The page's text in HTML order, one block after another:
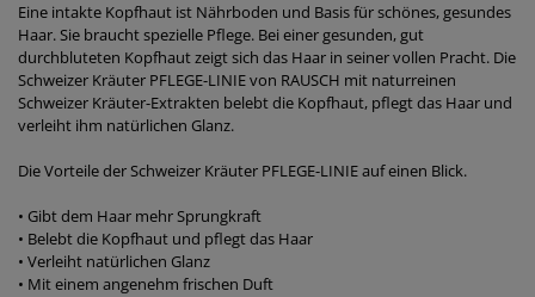
Eine intakte Kopfhaut ist Nährboden und Basis für schönes, gesundes
Haar. Sie braucht spezielle Pflege. Bei einer gesunden, gut
durchbluteten Kopfhaut zeigt sich das Haar in seiner vollen Pracht. Die
Schweizer Kräuter PFLEGE-LINIE von RAUSCH mit naturreinen
Schweizer Kräuter-Extrakten belebt die Kopfhaut, pflegt das Haar und
verleiht ihm natürlichen Glanz.
Die Vorteile der Schweizer Kräuter PFLEGE-LINIE auf einen Blick.
• Gibt dem Haar mehr Sprungkraft
• Belebt die Kopfhaut und pflegt das Haar
• Verleiht natürlichen Glanz
• Mit einem angenehm frischen Duft